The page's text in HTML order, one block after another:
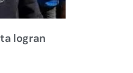
logran